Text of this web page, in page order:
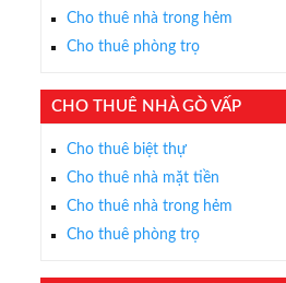
Cho thuê nhà trong hẻm
Cho thuê phòng trọ
CHO THUÊ NHÀ GÒ VẤP
Cho thuê biệt thự
Cho thuê nhà mặt tiền
Cho thuê nhà trong hẻm
Cho thuê phòng trọ